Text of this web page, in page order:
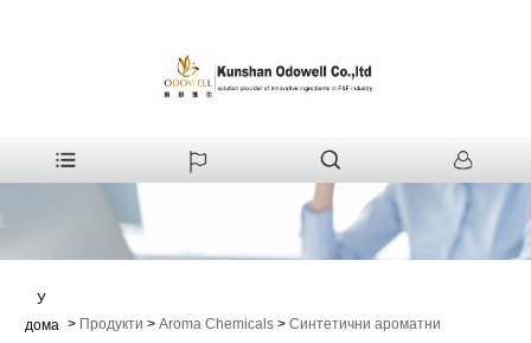
У
дома > Продукти > Aroma Chemicals > Синтетични ароматни